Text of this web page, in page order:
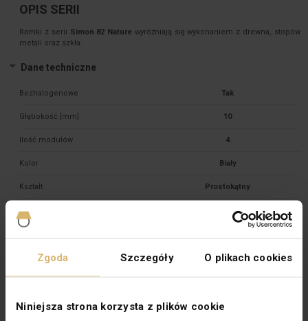
Zgoda Szczegóły O plikach cookies
Niniejsza strona korzysta z plików cookie
OPIS SERII
Ramki z serii Simon 82 Nature wyróżniają się wykonaniem z drewna, stopów
metali oraz szkła.
Dane techniczne
Bezhalogenowe Tak
Głębokość [mm] 10
Ilość modułów 4
Kolor Biały
Kształt Prostokątny
Materiał
Tworzywo sztuczne
Szkło